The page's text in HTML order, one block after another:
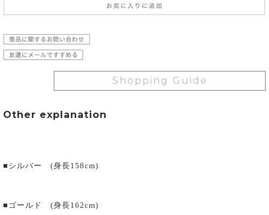
Shopping Guide
Other explanation
■シルバー (身長158cm)
■ゴールド (身長162cm)